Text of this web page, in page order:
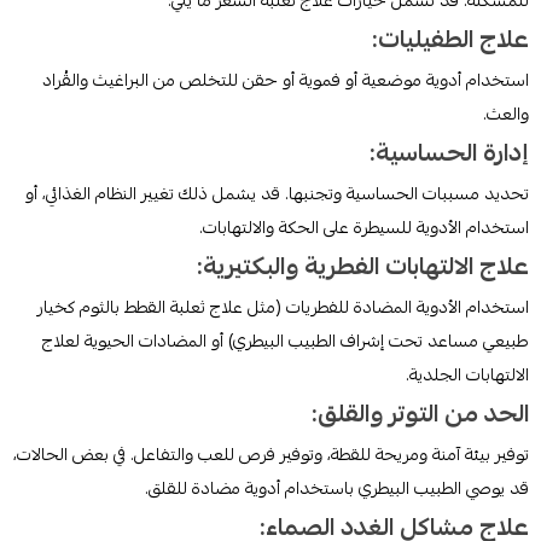
علاج الطفيليات:
استخدام أدوية موضعية أو فموية أو حقن للتخلص من البراغيث والقُراد
والعث.
إدارة الحساسية:
تحديد مسببات الحساسية وتجنبها. قد يشمل ذلك تغيير النظام الغذائي، أو
استخدام الأدوية للسيطرة على الحكة والالتهابات.
علاج الالتهابات الفطرية والبكتيرية:
استخدام الأدوية المضادة للفطريات (مثل علاج ثعلبة القطط بالثوم كخيار
طبيعي مساعد تحت إشراف الطبيب البيطري) أو المضادات الحيوية لعلاج
الالتهابات الجلدية.
الحد من التوتر والقلق:
توفير بيئة آمنة ومريحة للقطة، وتوفير فرص للعب والتفاعل. في بعض الحالات،
قد يوصي الطبيب البيطري باستخدام أدوية مضادة للقلق.
علاج مشاكل الغدد الصماء: